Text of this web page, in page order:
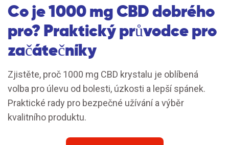
Co je 1000 mg CBD dobrého
pro? Praktický průvodce pro
začátečníky
Zjistěte, proč 1000 mg CBD krystalu je oblíbená
volba pro úlevu od bolesti, úzkosti a lepší spánek.
Praktické rady pro bezpečné užívání a výběr
kvalitního produktu.